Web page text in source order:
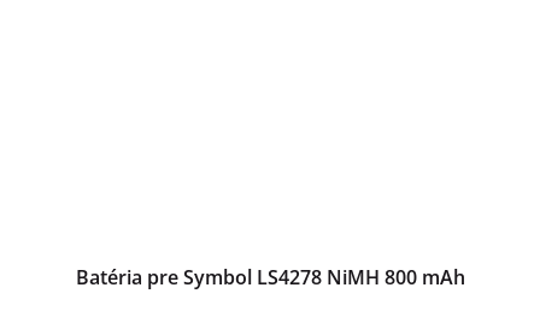
Batéria pre Symbol LS4278 NiMH 800 mAh